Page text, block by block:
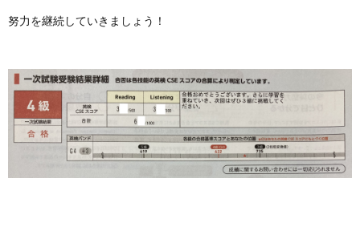
努力を継続していきましょう！